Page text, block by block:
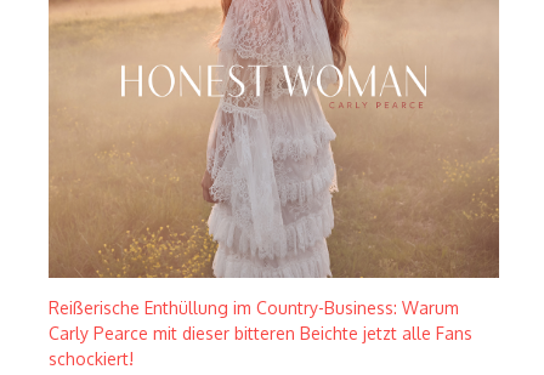
Reißerische Enthüllung im Country-Business: Warum
Carly Pearce mit dieser bitteren Beichte jetzt alle Fans
schockiert!